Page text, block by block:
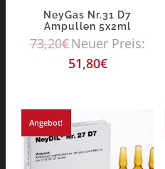
NeyGas Nr.31 D7
Ampullen 5x2ml
73,20€Neuer Preis:
51,80€
Angebot!